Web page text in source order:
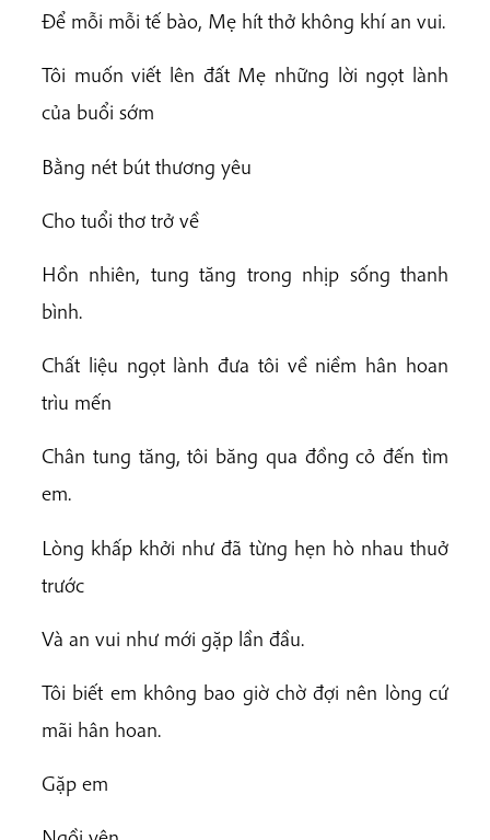
Để mỗi mỗi tế bào, Mẹ hít thở không khí an vui.
Tôi muốn viết lên đất Mẹ những lời ngọt lành
của buổi sớm
Bằng nét bút thương yêu
Cho tuổi thơ trở về
Hồn nhiên, tung tăng trong nhịp sống thanh
bình.
Chất liệu ngọt lành đưa tôi về niềm hân hoan
trìu mến
Chân tung tăng, tôi băng qua đồng cỏ đến tìm
em.
Lòng khấp khởi như đã từng hẹn hò nhau thuở
trước
Và an vui như mới gặp lần đầu.
Tôi biết em không bao giờ chờ đợi nên lòng cứ
mãi hân hoan.
Gặp em